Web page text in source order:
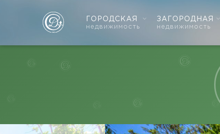
ГОРОДСКАЯ
недвижимость
ЗАГОРОДНАЯ
недвижимость